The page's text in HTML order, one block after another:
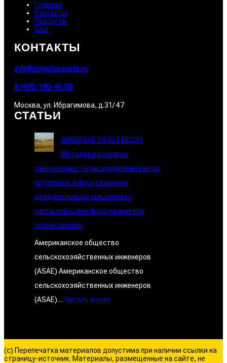
Главная
Контакты
Продукты
Блог
КОНТАКТЫ
info@irrigationparts.ru
8 (495) 180-46-08
Москва, ул. Ибрагимова, д.31/ 47
СТАТЬИ
ANSI/ASAE S436.1 DEC01
Методика проверки
равномерности распределения воды
круговыми и фронтальными
дождевальными машинами с
распыляющими форсунками или
спринклерами
Американское общество
сельскохозяйственных инженеров
(ASAE) Американское общество
сельскохозяйственных инженеров
(ASAE)… Читать далее
S
I
(c) Перепечатка материалов допустима при наличии ссылки на
страницу-источник. Материалы, размещенные на сайте, не